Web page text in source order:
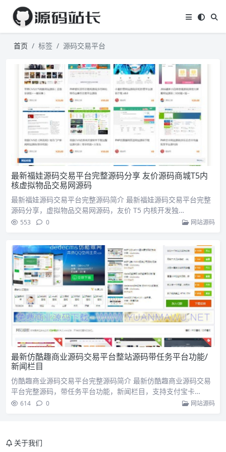
首页 标签 源码交易平台
最新福娃源码交易平台完整源码分享 友价源码商城T5内
核虚拟物品交易网源码
最新福娃源码交易平台完整源码简介 最新福娃源码交易平台完整
源码分享，虚拟物品交易网源码，友价 T5 内核开发独…
553 0 网站源码
最新仿酷趣商业源码交易平台整站源码带任务平台功能/
新闻栏目
仿酷趣商业源码交易平台完整源码简介 最新仿酷趣商业源码交易
平台完整源码，带任务平台功能，新闻栏目，支持支付宝卡…
614 0 网站源码
关于我们